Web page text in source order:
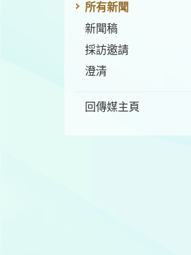
所有新聞
新聞稿
採訪邀請
澄清
回傳媒主頁